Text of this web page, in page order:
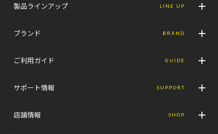
製品ラインアップ LINE UP
ブランド BRAND
ご利用ガイド GUIDE
サポート情報 SUPPORT
店舗情報 SHOP